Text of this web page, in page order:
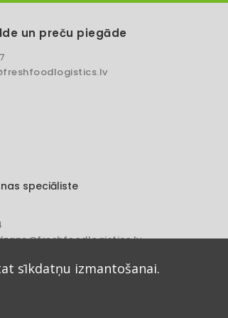
un preču piegāde
speciāliste
sīkdatņu izmantošanai.